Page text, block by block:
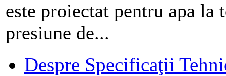
este proiectat pentru apa la
presiune de...
Despre Specificaţii